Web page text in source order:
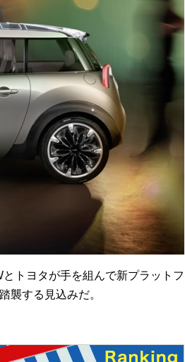
トヨタが手を組んで新プラットフ
襲する見込みだ。